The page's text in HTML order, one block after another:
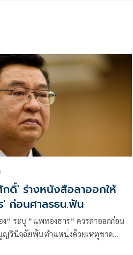
ดิ์' ร่างหนังสือลาออกให้
ก่อนศาลรธน.ฟัน
” ระบุ “แพทองธาร” ควรลาออกก่อน
ญวินิจฉัยพ้นตำแหน่งด้วยเหตุขาด